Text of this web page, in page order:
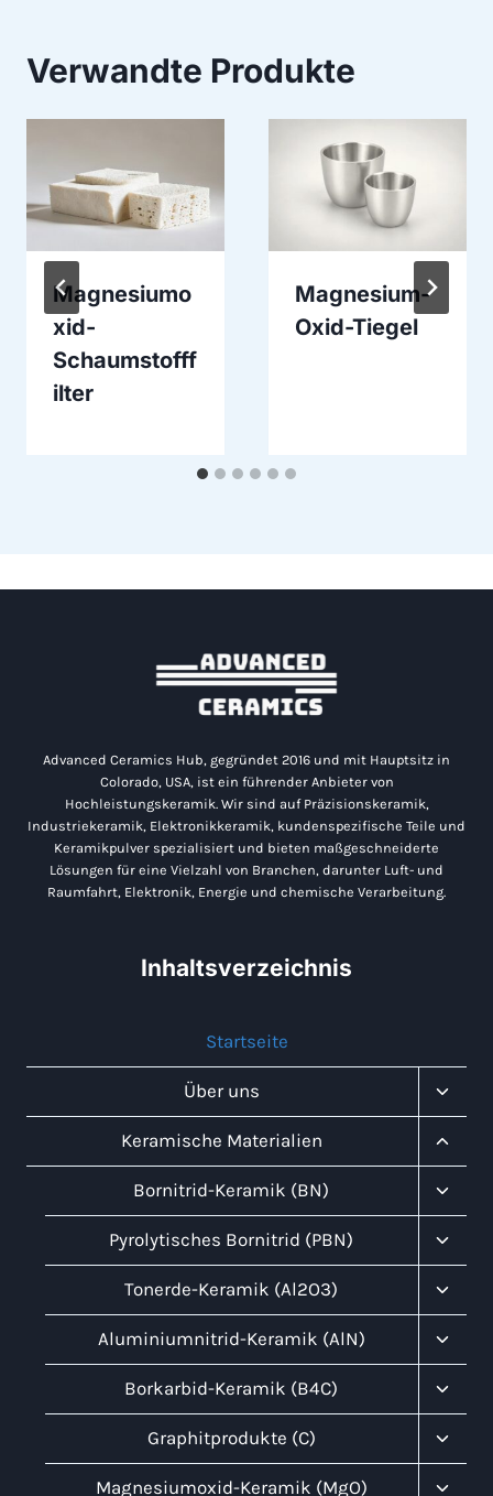
Verwandte Produkte
Magnesiumo
xid-
Schaumstofff
ilter
Magnesium-
Oxid-Tiegel
Advanced Ceramics Hub, gegründet 2016 und mit Hauptsitz in
Colorado, USA, ist ein führender Anbieter von
Hochleistungskeramik. Wir sind auf Präzisionskeramik,
Industriekeramik, Elektronikkeramik, kundenspezifische Teile und
Keramikpulver spezialisiert und bieten maßgeschneiderte
Lösungen für eine Vielzahl von Branchen, darunter Luft- und
Raumfahrt, Elektronik, Energie und chemische Verarbeitung.
Inhaltsverzeichnis
Startseite
Über uns
Keramische Materialien
Bornitrid-Keramik (BN)
Pyrolytisches Bornitrid (PBN)
Tonerde-Keramik (Al2O3)
Aluminiumnitrid-Keramik (AlN)
Borkarbid-Keramik (B4C)
Graphitprodukte (C)
Magnesiumoxid-Keramik (MgO)